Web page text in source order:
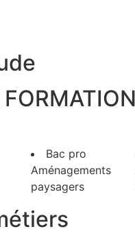
Bac pro
Aménagements
paysagers